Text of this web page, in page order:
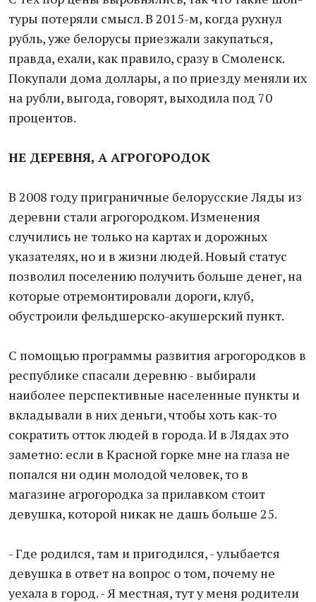
туры потеряли смысл. В 2015-м, когда рухнул
рубль, уже белорусы приезжали закупаться,
правда, ехали, как правило, сразу в Смоленск.
Покупали дома доллары, а по приезду меняли их
на рубли, выгода, говорят, выходила под 70
процентов.
НЕ ДЕРЕВНЯ, А АГРОГОРОДОК
В 2008 году приграничные белорусские Ляды из
деревни стали агрогородком. Изменения
случились не только на картах и дорожных
указателях, но и в жизни людей. Новый статус
позволил поселению получить больше денег, на
которые отремонтировали дороги, клуб,
обустроили фельдшерско-акушерский пункт.
С помощью программы развития агрогородков в
республике спасали деревню - выбирали
наиболее перспективные населенные пункты и
вкладывали в них деньги, чтобы хоть как-то
сократить отток людей в города. И в Лядах это
заметно: если в Красной горке мне на глаза не
попался ни один молодой человек, то в
магазине агрогородка за прилавком стоит
девушка, которой никак не дашь больше 25.
- Где родился, там и пригодился, - улыбается
девушка в ответ на вопрос о том, почему не
уехала в город. - Я местная, тут у меня родители